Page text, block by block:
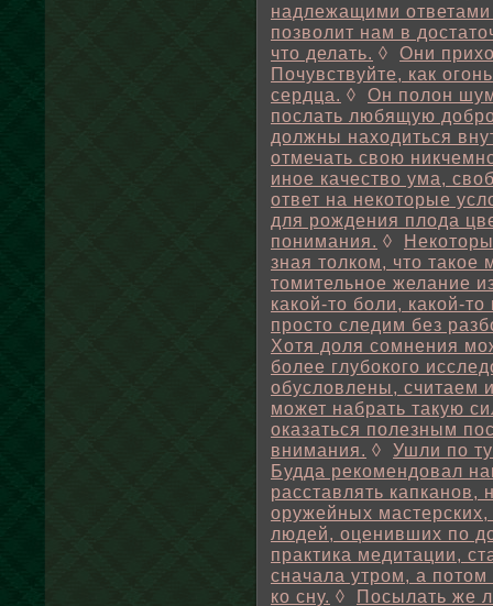
надлежащими ответами
позволит нам в
что делать. ◊ Они
Почувствуйте, как
сердца. ◊ Он полон
послать любящую
должны находиться
отмечать свою
иное качество ума,
ответ на некоторые
для рождения плода
понимания. ◊
зная толком, что
томительное желание
какой-то боли, какой-
просто следим без
Хотя доля сомнения
более глубокого
обусловлены, считаем
может набрать такую
оказаться полезным
внимания. ◊ Ушли по
Будда рекомендовал
расставлять капканов,
оружейных
людей, оценивших по
практика медитации,
сначала утром, а
ко сну. ◊ Посылать же